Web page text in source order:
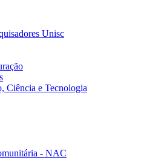
Unisc
Ciência e Tecnologia
- NAC